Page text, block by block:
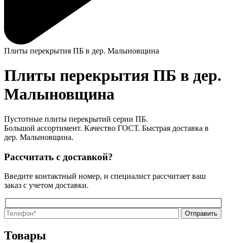
Плиты перекрытия ПБ в дер. Малыновщина
Плиты перекрытия ПБ в дер.
Малыновщина
Пустотные плиты перекрытий серии ПБ.
Большой ассортимент. Качество ГОСТ. Быстрая доставка в
дер. Малыновщина.
Рассчитать с доставкой?
Введите контактный номер, и специалист рассчитает ваш
заказ с учетом доставки.
Товары